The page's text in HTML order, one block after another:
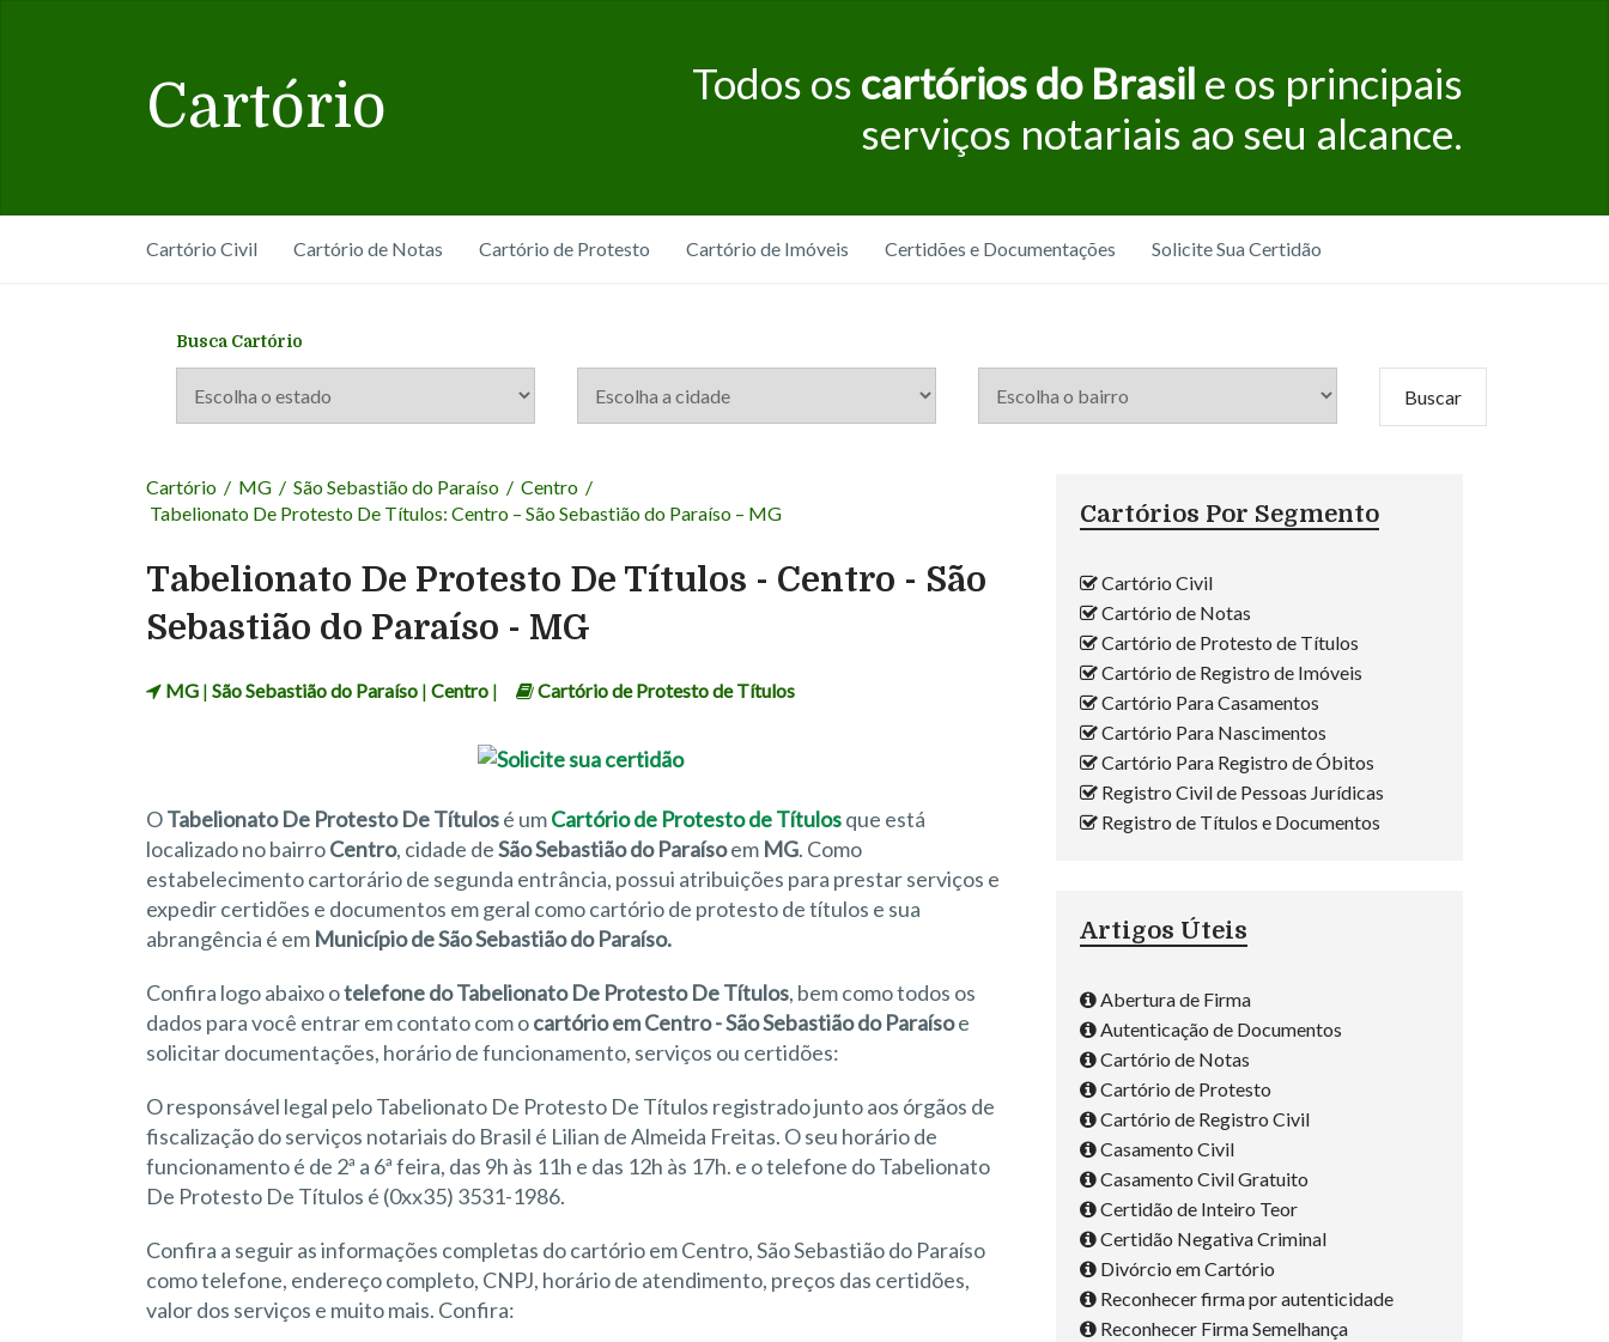
Cartório Todos os cartórios do Brasil e os principais
serviços notariais ao seu alcance.
Cartório Civil Cartório de Notas Cartório de Protesto Cartório de Imóveis Certidões e Documentações Solicite Sua Certidão
Busca Cartório
Cartório / MG / São Sebastião do Paraíso / Centro /
Tabelionato De Protesto De Títulos: Centro – São Sebastião do Paraíso – MG
Tabelionato De Protesto De Títulos - Centro - São
Sebastião do Paraíso - MG
MG | São Sebastião do Paraíso | Centro | Cartório de Protesto de Títulos
OTabelionato De Protesto De Títulosé umCartório de Protesto de Títulosque está
localizado no bairroCentro, cidade deSão Sebastião do Paraísoem MG. Como
estabelecimento cartorário de segunda entrância, possui atribuições para prestar serviços e
expedir certidões e documentos em geral como cartório de protesto de títulos e sua
abrangência é em Município de São Sebastião do Paraíso.
Confira logo abaixo otelefone do Tabelionato De Protesto De Títulos, bem como todos os
dados para você entrar em contato com ocartório em Centro - São Sebastião do Paraísoe
solicitar documentações, horário de funcionamento, serviços ou certidões:
O responsável legal pelo Tabelionato De Protesto De Títulos registrado junto aos órgãos de
fiscalização do serviços notariais do Brasil é Lilian de Almeida Freitas. O seu horário de
funcionamento é de 2ª a 6ª feira, das 9h às 11h e das 12h às 17h. e o telefone do Tabelionato
De Protesto De Títulos é (0xx35) 3531-1986.
Confira a seguir as informações completas do cartório em Centro, São Sebastião do Paraíso
como telefone, endereço completo, CNPJ, horário de atendimento, preços das certidões,
valor dos serviços e muito mais. Confira:
Cartórios Por Segmento
Cartório Civil
Cartório de Notas
Cartório de Protesto de Títulos
Cartório de Registro de Imóveis
Cartório Para Casamentos
Cartório Para Nascimentos
Cartório Para Registro de Óbitos
Registro Civil de Pessoas Jurídicas
Registro de Títulos e Documentos
Artigos Úteis
Abertura de Firma
Autenticação de Documentos
Cartório de Notas
Cartório de Protesto
Cartório de Registro Civil
Casamento Civil
Casamento Civil Gratuito
Certidão de Inteiro Teor
Certidão Negativa Criminal
Divórcio em Cartório
Reconhecer firma por autenticidade
Reconhecer Firma Semelhança